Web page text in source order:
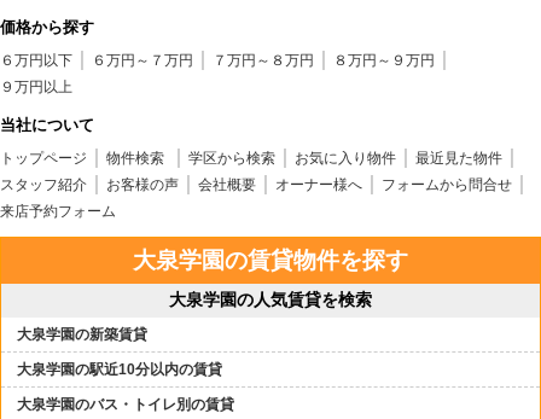
価格から探す
６万円以下 ６万円～７万円 ７万円～８万円
８万円～９万円
９万円以上
当社について
トップページ 物件検索 学区から検索 お気に入り物件
最近見た物件
スタッフ紹介
お客様の声 会社概要 オーナー様へ
フォームから問合せ
来店予約フォーム
大泉学園の賃貸物件を探す
大泉学園の人気賃貸を検索
大泉学園の新築賃貸
大泉学園の駅近10分以内の賃貸
大泉学園のバス・トイレ別の賃貸